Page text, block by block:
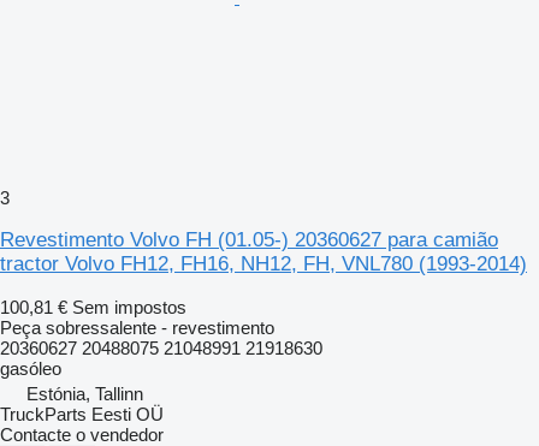
3
Revestimento Volvo FH (01.05-) 20360627 para camião
tractor Volvo FH12, FH16, NH12, FH, VNL780 (1993-2014)
100,81 € Sem impostos
Peça sobressalente - revestimento
20360627 20488075 21048991 21918630
gasóleo
Estónia, Tallinn
TruckParts Eesti OÜ
Contacte o vendedor